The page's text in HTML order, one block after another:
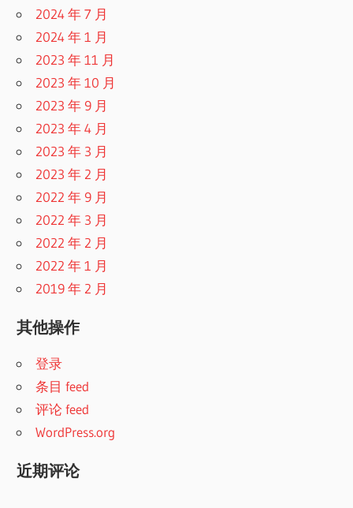
2024 年 7 月
2024 年 1 月
2023 年 11 月
2023 年 10 月
2023 年 9 月
2023 年 4 月
2023 年 3 月
2023 年 2 月
2022 年 9 月
2022 年 3 月
2022 年 2 月
2022 年 1 月
2019 年 2 月
其他操作
登录
条目 feed
评论 feed
WordPress.org
近期评论